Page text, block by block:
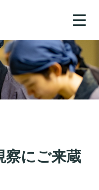
toggle
察にご来蔵